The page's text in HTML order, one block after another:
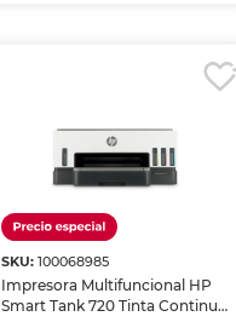
SKU:100068985
Impresora Multifuncional HP
Smart Tank 720 Tinta Continua